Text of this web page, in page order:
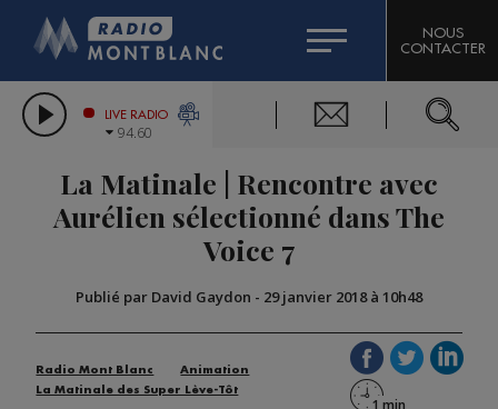
LES CHRONIQUES DE L'EXPERT
CITIZEN MACHINERY
GRAND MASSIF DOMAINES SKIABLES
BIGARD
COMPAGNIE DU MONT-BLANC
NOUS
CONTACTER
LIVE RADIO
94.60
La Matinale | Rencontre avec
Aurélien sélectionné dans The
Voice 7
Publié par David Gaydon - 29 janvier 2018 à 10h48
Radio Mont Blanc
Animation
La Matinale des Super Lève-Tôt